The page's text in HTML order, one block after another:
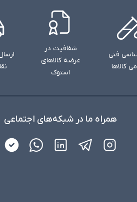
فنی
کالاها
شفافیت در
عرضه کالاهای
استوک
همراه ما در شبکه‌های اجتماعی